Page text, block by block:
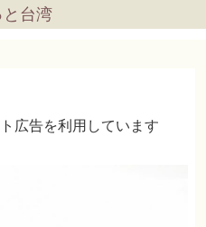
と台湾
広告を利用しています